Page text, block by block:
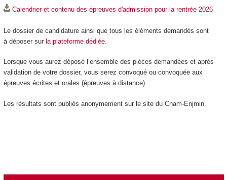
Calendrier et contenu des épreuves d'admission pour la rentrée 2026
Le dossier de candidature ainsi que tous les éléments demandés sont
à déposer sur la plateforme dédiée.
Lorsque vous aurez déposé l’ensemble des pièces demandées et après
validation de votre dossier, vous serez convoqué ou convoquée aux
épreuves écrites et orales (épreuves à distance).
Les résultats sont publiés anonymement sur le site du Cnam-Enjmin.